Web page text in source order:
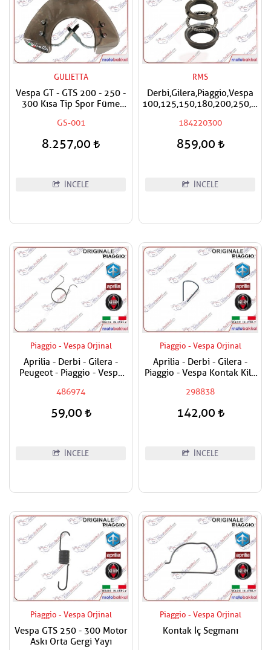
GULIETTA
Vespa GT - GTS 200 - 250 -
300 Kısa Tip Spor Füme
GS-001
8.257,00
İNCELE
RMS
Derbi,Gilera,Piaggio,Vespa
Mesnet Maşa Bilyası
184220300
859,00
İNCELE
Piaggio - Vespa Orjinal
Aprilia - Derbi - Gilera -
Peugeot - Piaggio - Vespa
486974
59,00
İNCELE
Piaggio - Vespa Orjinal
Aprilia - Derbi - Gilera -
Piaggio - Vespa Kontak Kilit
298838
142,00
İNCELE
Piaggio - Vespa Orjinal
Vespa GTS 250 - 300 Motor
Askı Orta Gergi Yayı
Piaggio - Vespa Orjinal
Kontak İç Segmanı